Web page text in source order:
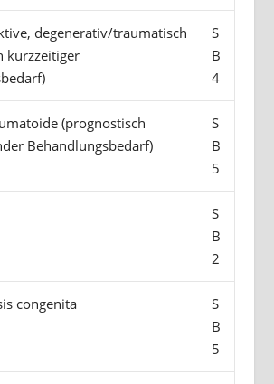
degenerativ/traumatisch
kurzzeitiger
S
B
4
(prognostisch
Behandlungsbedarf)
S
B
5
S
B
2
congenita
S
B
5